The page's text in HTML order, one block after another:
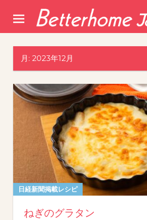
content
月: 2023年12月
日経新聞掲載レシピ
ねぎのグラタン